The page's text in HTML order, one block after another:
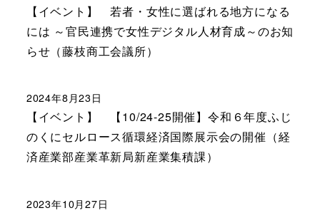
【イベント】 若者・女性に選ばれる地方になる
には ～官民連携で女性デジタル人材育成～のお知
らせ（藤枝商工会議所）
【イベント】 【10/24-25開催】令和６年度ふじ
のくにセルロース循環経済国際展示会の開催（経
済産業部産業革新局新産業集積課）
2024年8月23日
2023年10月27日